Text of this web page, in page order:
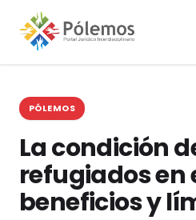
PÓLEMOS
La condición
refugiados en
beneficios y